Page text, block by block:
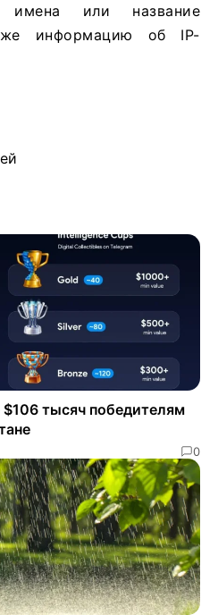
имена или название
информацию об IP-
тысяч победителям
0